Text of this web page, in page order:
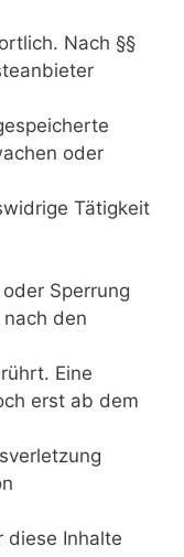
Nach §§
oder
Tätigkeit
Sperrung
den
Eine
erst ab dem
diese Inhalte